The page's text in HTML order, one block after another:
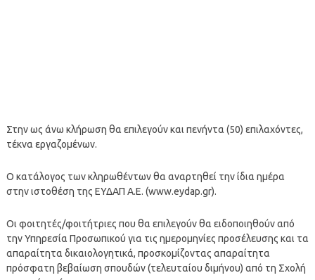
Στην ως άνω κλήρωση θα επιλεγούν και πενήντα (50) επιλαχόντες,
τέκνα εργαζομένων.
Ο κατάλογος των κληρωθέντων θα αναρτηθεί την ίδια ημέρα
στην ιστοθέση της ΕΥΔΑΠ Α.Ε. (www.eydap.gr).
Οι φοιτητές/φοιτήτριες που θα επιλεγούν θα ειδοποιηθούν από
την Υπηρεσία Προσωπικού για τις ημερομηνίες προσέλευσης και τα
απαραίτητα δικαιολογητικά, προσκομίζοντας απαραίτητα
πρόσφατη βεβαίωση σπουδών (τελευταίου διμήνου) από τη Σχολή